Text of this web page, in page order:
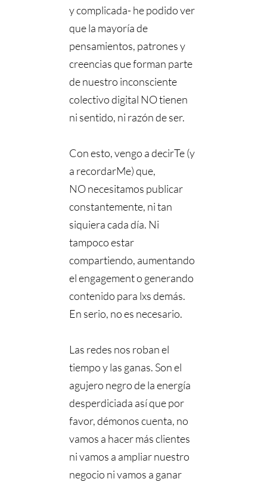
y complicada- he podido ver
que la mayoría de
pensamientos, patrones y
creencias que forman parte
de nuestro inconsciente
colectivo digital NO tienen
ni sentido, ni razón de ser.
Con esto, vengo a decirTe (y
a recordarMe) que,
NO necesitamos publicar
constantemente, ni tan
siquiera cada día. Ni
tampoco estar
compartiendo, aumentando
el engagement o generando
contenido para lxs demás.
En serio, no es necesario.
Las redes nos roban el
tiempo y las ganas. Son el
agujero negro de la energía
desperdiciada así que por
favor, démonos cuenta, no
vamos a hacer más clientes
ni vamos a ampliar nuestro
negocio ni vamos a ganar